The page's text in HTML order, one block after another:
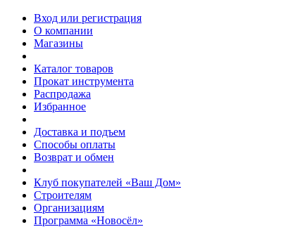
Вход или регистрация
О компании
Магазины
Каталог товаров
Прокат инструмента
Распродажа
Избранное
Доставка и подъем
Способы оплаты
Возврат и обмен
Клуб покупателей «Ваш Дом»
Строителям
Организациям
Программа «Новосёл»